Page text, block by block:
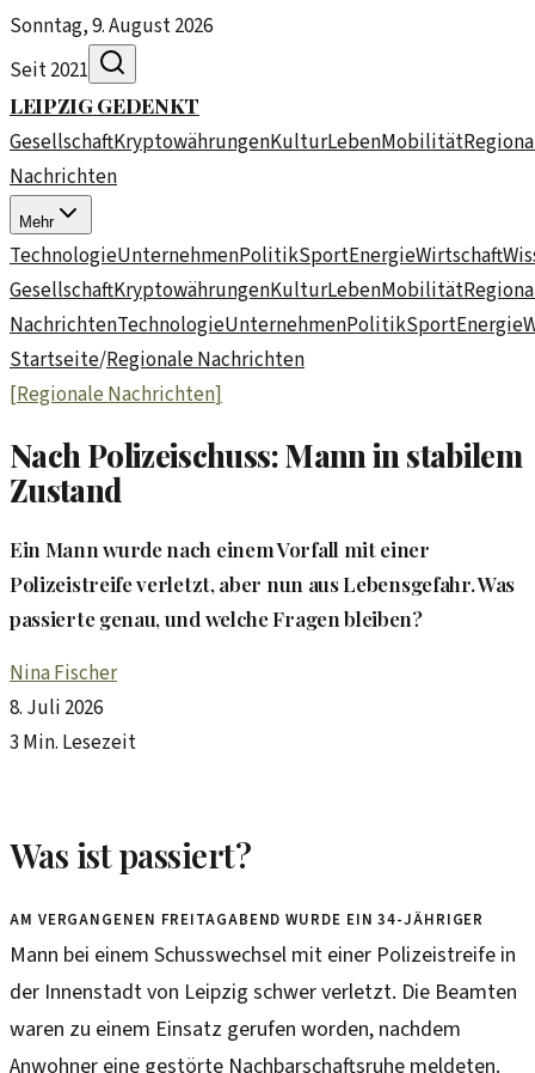
Sonntag, 9. August 2026
Seit 2021
LEIPZIGGEDENKT
GesellschaftKryptowährungenKulturLebenMobilität
Nachrichten
Mehr
TechnologieUnternehmenPolitikSportEnergieWirtschaft
GesellschaftKryptowährungenKulturLebenMobilität
NachrichtenTechnologieUnternehmenPolitikSportEnergie
Startseite/Regionale Nachrichten
[Regionale Nachrichten]
Nach Polizeischuss: Mann in stabilem
Zustand
Ein Mann wurde nach einem Vorfall mit einer
Polizeistreife verletzt, aber nun aus Lebensgefahr. Was
passierte genau, und welche Fragen bleiben?
Nina Fischer
8. Juli 2026
3 Min. Lesezeit
Was ist passiert?
Am vergangenen Freitagabend wurde ein 34-jähriger
Mann bei einem Schusswechsel mit einer Polizeistreife in
der Innenstadt von Leipzig schwer verletzt. Die Beamten
waren zu einem Einsatz gerufen worden, nachdem
Anwohner eine gestörte Nachbarschaftsruhe meldeten.